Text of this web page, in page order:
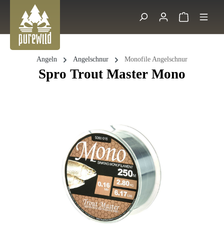
Zum Hauptinhalt springen
Suche
Angeln Angelschnur Monofile Angelschnur
Spro Trout Master Mono